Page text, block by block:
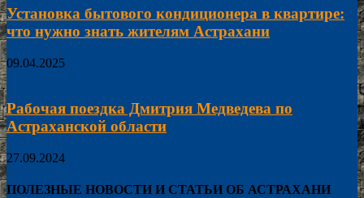
Установка бытового кондиционера в квартире:
что нужно знать жителям Астрахани
09.04.2025
Рабочая поездка Дмитрия Медведева по
Астраханской области
27.09.2024
ПОЛЕЗНЫЕ НОВОСТИ И СТАТЬИ ОБ АСТРАХАНИ